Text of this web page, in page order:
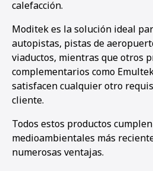
calefacción.
Moditek es la solución ideal
autopistas, pistas de
viaductos, mientras que otros
complementarios como
satisfacen cualquier otro
cliente.
Todos estos productos
medioambientales más
numerosas ventajas.